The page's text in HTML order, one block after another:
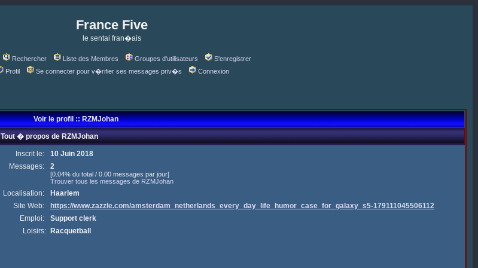
France Five
le sentai fran�ais
Rechercher Liste des Membres Groupes d'utilisateurs
S'enregistrer
Profil
Se connecter pour v�rifier ses messages priv�s Connexion
Voir le profil :: RZMJohan
Tout � propos de RZMJohan
Inscrit le:
10 Juin 2018
Messages:
2
[0.04% du total / 0.00 messages par jour]
Trouver tous les messages de RZMJohan
Localisation:
Haarlem
Site Web:
https://www.zazzle.com/amsterdam_netherlands_every_day_life_humor_case_for_galaxy_s5-179111045506112
Emploi:
Support clerk
Loisirs:
Racquetball